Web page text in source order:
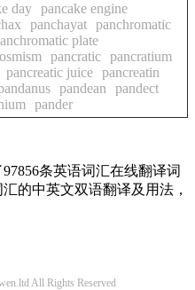
day pancake engine
panchayat panchromatic
plate
pancratic pancratium
pancreatic juice pancreatin
pandean
pandect
pander
条英语词汇在线翻译词
的中英文双语翻译及用法，
All Rights Reserved